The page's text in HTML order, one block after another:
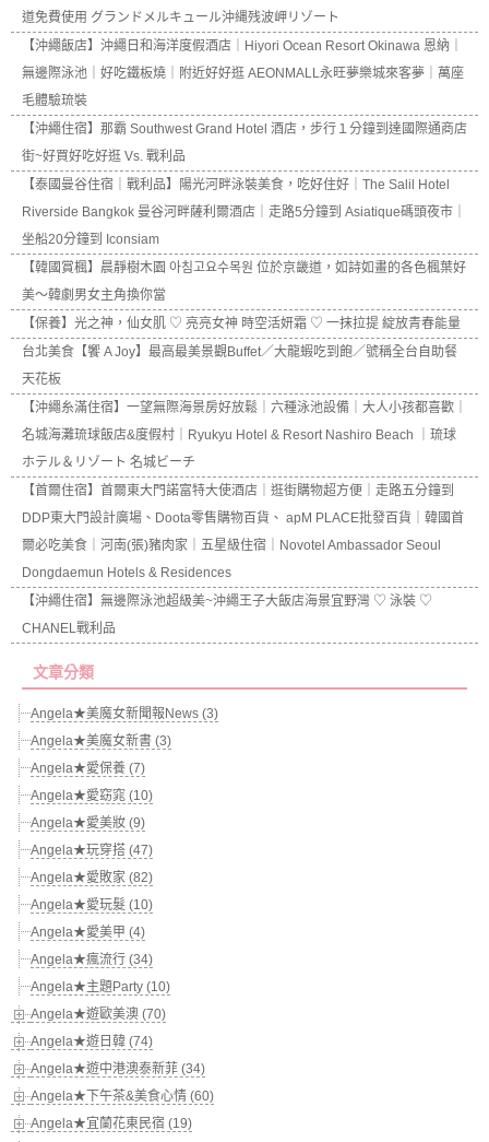
道免費使用 グランドメルキュール沖縄残波岬リゾート
【沖繩飯店】沖繩日和海洋度假酒店｜Hiyori Ocean Resort Okinawa 恩納｜
無邊際泳池｜好吃鐵板燒｜附近好好逛 AEONMALL永旺夢樂城來客夢｜萬座
毛體驗琉裝
【沖繩住宿】那霸 Southwest Grand Hotel 酒店，步行１分鐘到達國際通商店
街~好買好吃好逛 Vs. 戰利品
【泰國曼谷住宿｜戰利品】陽光河畔泳裝美食，吃好住好｜The Salil Hotel
Riverside Bangkok 曼谷河畔薩利爾酒店｜走路5分鐘到 Asiatique碼頭夜市｜
坐船20分鐘到 Iconsiam
【韓國賞楓】晨靜樹木園 아침고요수목원 位於京畿道，如詩如畫的各色楓葉好
美～韓劇男女主角換你當
【保養】光之神，仙女肌 ♡ 亮亮女神 時空活妍霜 ♡ 一抹拉提 綻放青春能量
台北美食【饗 A Joy】最高最美景觀Buffet／大龍蝦吃到飽／號稱全台自助餐
天花板
【沖繩糸滿住宿】一望無際海景房好放鬆｜六種泳池設備｜大人小孩都喜歡｜
名城海灘琉球飯店&度假村｜Ryukyu Hotel & Resort Nashiro Beach ｜琉球
ホテル＆リゾート 名城ビーチ
【首爾住宿】首爾東大門諾富特大使酒店｜逛街購物超方便｜走路五分鐘到
DDP東大門設計廣場、Doota零售購物百貨、 apM PLACE批發百貨｜韓國首
爾必吃美食｜河南(張)豬肉家｜五星級住宿｜Novotel Ambassador Seoul
Dongdaemun Hotels & Residences
【沖繩住宿】無邊際泳池超級美~沖繩王子大飯店海景宜野灣 ♡ 泳裝 ♡
CHANEL戰利品
文章分類
Angela★美魔女新聞報News (3)
Angela★美魔女新書 (3)
Angela★愛保養 (7)
Angela★愛窈窕 (10)
Angela★愛美妝 (9)
Angela★玩穿搭 (47)
Angela★愛敗家 (82)
Angela★愛玩髮 (10)
Angela★愛美甲 (4)
Angela★瘋流行 (34)
Angela★主題Party (10)
Angela★遊歐美澳 (70)
Angela★遊日韓 (74)
Angela★遊中港澳泰新菲 (34)
Angela★下午茶&美食心情 (60)
Angela★宜蘭花東民宿 (19)